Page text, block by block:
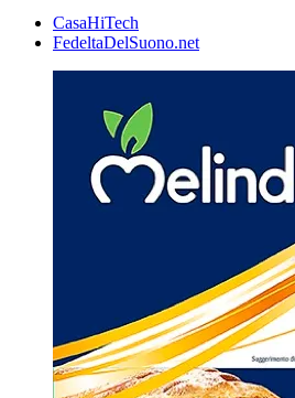
CasaHiTech
FedeltaDelSuono.net